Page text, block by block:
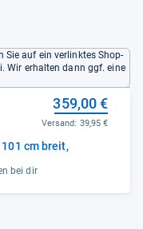
auf ein verlinktes Shop-
Wir erhalten dann ggf. eine
cm breit,
bei dir
359,00 €
Versand: 39,95 €